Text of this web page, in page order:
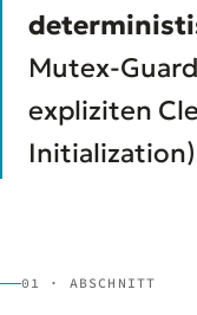
Mutex-
expliziten
01 · ABSCHNITT